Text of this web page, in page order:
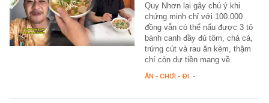
Quy Nhơn lại gây chú ý khi
chứng minh chỉ với 100.000
đồng vẫn có thể nấu được 3 tô
bánh canh đầy đủ tôm, chả cá,
trứng cút và rau ăn kèm, thậm
chí còn dư tiền mang về.
ĂN - CHƠI - ĐI -